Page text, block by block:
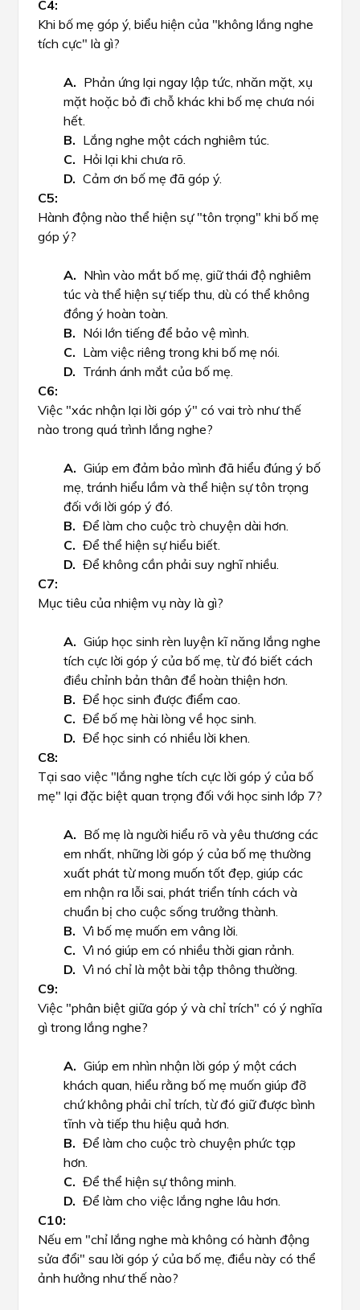
Khi bố mẹ góp ý, biểu hiện của "không lắng nghe
tích cực" là gì?
Phản ứng lại ngay lập tức, nhăn mặt, xụ
mặt hoặc bỏ đi chỗ khác khi bố mẹ chưa nói
hết.
Lắng nghe một cách nghiêm túc.
Hỏi lại khi chưa rõ.
Cảm ơn bố mẹ đã góp ý.
Hành động nào thể hiện sự "tôn trọng" khi bố mẹ
góp ý?
Nhìn vào mắt bố mẹ, giữ thái độ nghiêm
túc và thể hiện sự tiếp thu, dù có thể không
đồng ý hoàn toàn.
Nói lớn tiếng để bảo vệ mình.
Làm việc riêng trong khi bố mẹ nói.
Tránh ánh mắt của bố mẹ.
Việc "xác nhận lại lời góp ý" có vai trò như thế
nào trong quá trình lắng nghe?
Giúp em đảm bảo mình đã hiểu đúng ý bố
mẹ, tránh hiểu lầm và thể hiện sự tôn trọng
đối với lời góp ý đó.
Để làm cho cuộc trò chuyện dài hơn.
Để thể hiện sự hiểu biết.
Để không cần phải suy nghĩ nhiều.
Mục tiêu của nhiệm vụ này là gì?
Giúp học sinh rèn luyện kĩ năng lắng nghe
tích cực lời góp ý của bố mẹ, từ đó biết cách
điều chỉnh bản thân để hoàn thiện hơn.
Để học sinh được điểm cao.
Để bố mẹ hài lòng về học sinh.
Để học sinh có nhiều lời khen.
Tại sao việc "lắng nghe tích cực lời góp ý của bố
mẹ" lại đặc biệt quan trọng đối với học sinh lớp 7?
Bố mẹ là người hiểu rõ và yêu thương các
em nhất, những lời góp ý của bố mẹ thường
xuất phát từ mong muốn tốt đẹp, giúp các
em nhận ra lỗi sai, phát triển tính cách và
chuẩn bị cho cuộc sống trưởng thành.
Vì bố mẹ muốn em vâng lời.
Vì nó giúp em có nhiều thời gian rảnh.
Vì nó chỉ là một bài tập thông thường.
Việc "phân biệt giữa góp ý và chỉ trích" có ý nghĩa
gì trong lắng nghe?
Giúp em nhìn nhận lời góp ý một cách
khách quan, hiểu rằng bố mẹ muốn giúp đỡ
chứ không phải chỉ trích, từ đó giữ được bình
tĩnh và tiếp thu hiệu quả hơn.
Để làm cho cuộc trò chuyện phức tạp
hơn.
Để thể hiện sự thông minh.
Để làm cho việc lắng nghe lâu hơn.
Nếu em "chỉ lắng nghe mà không có hành động
sửa đổi" sau lời góp ý của bố mẹ, điều này có thể
ảnh hưởng như thế nào?